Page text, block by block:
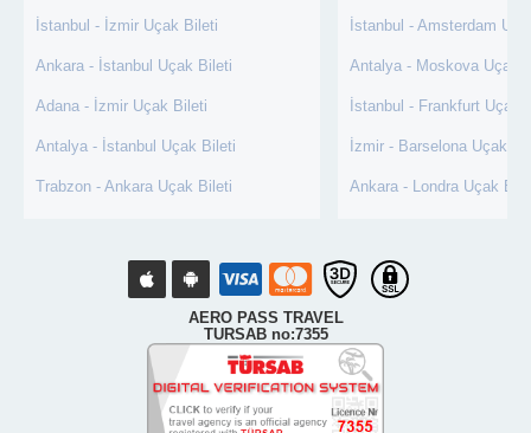
İstanbul - İzmir Uçak Bileti
Ankara - İstanbul Uçak Bileti
Adana - İzmir Uçak Bileti
Antalya - İstanbul Uçak Bileti
Trabzon - Ankara Uçak Bileti
İstanbul - Amsterdam
Antalya - Moskova Uçak
İstanbul - Frankfurt Uçak
İzmir - Barselona Uçak
Ankara - Londra Uçak
AERO PASS TRAVEL
TURSAB no:7355